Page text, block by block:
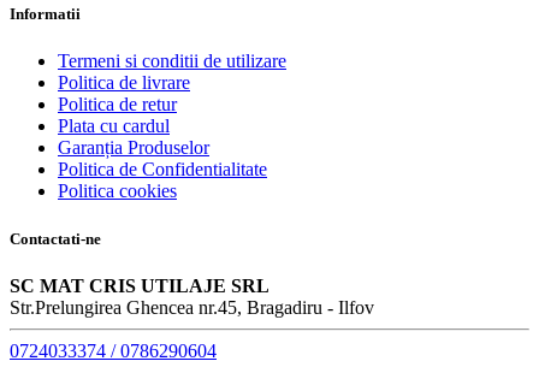
Informatii
Termeni si conditii de utilizare
Politica de livrare
Politica de retur
Plata cu cardul
Garanția Produselor
Politica de Confidentialitate
Politica cookies
Contactati-ne
SC MAT CRIS UTILAJE SRL
Str.Prelungirea Ghencea nr.45, Bragadiru - Ilfov
0724033374 / 0786290604